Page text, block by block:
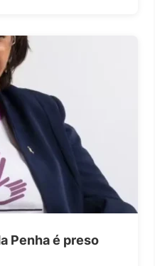
Penha é preso